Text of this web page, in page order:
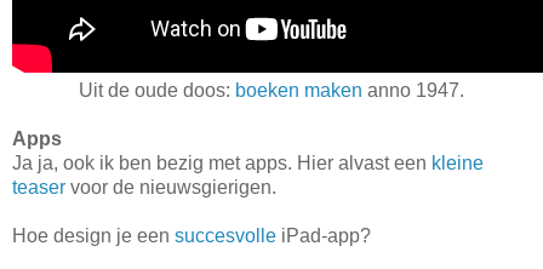
Uit de oude doos: boeken maken anno 1947.
Apps
Ja ja, ook ik ben bezig met apps. Hier alvast een kleine
teaser voor de nieuwsgierigen.
Hoe design je een succesvolle iPad-app?